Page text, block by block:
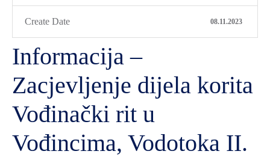
Create Date 08.11.2023
Informacija –
Zacjevljenje dijela korita
Vođinački rit u
Vođincima, Vodotoka II.